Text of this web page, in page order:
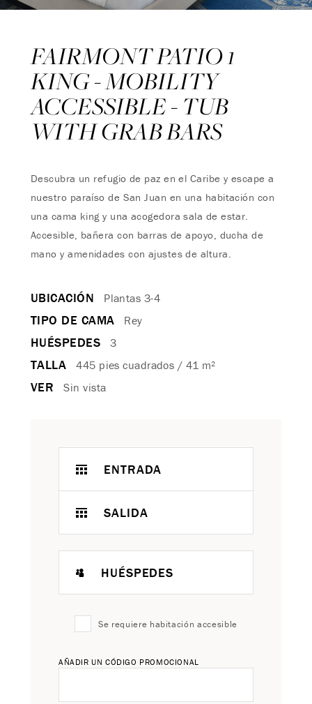
FAIRMONT PATIO 1
KING - MOBILITY
ACCESSIBLE - TUB
WITH GRAB BARS
Descubra un refugio de paz en el Caribe y escape a
nuestro paraíso de San Juan en una habitación con
una cama king y una acogedora sala de estar.
Accesible, bañera con barras de apoyo, ducha de
mano y amenidades con ajustes de altura.
UBICACIÓN Plantas 3-4
TIPO DE CAMA Rey
HUÉSPEDES 3
TALLA 445 pies cuadrados / 41 m²
VER Sin vista
ENTRADA
SALIDA
HUÉSPEDES
Se requiere habitación accesible
AÑADIR UN CÓDIGO PROMOCIONAL